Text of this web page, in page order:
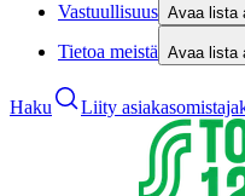
Vastuullisuus Avaa lista
Tietoa meistä Avaa lista
Haku Liity